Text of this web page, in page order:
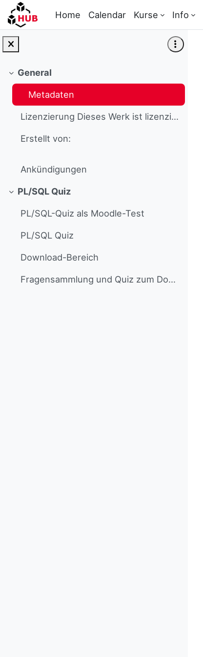
Skip to main content
Home Calendar Kurse Info
Collapse
General
Metadaten
Lizenzierung Dieses Werk ist lizenziert unter...
Erstellt von:
Ankündigungen
Collapse
PL/SQL Quiz
PL/SQL-Quiz als Moodle-Test
PL/SQL Quiz
Download-Bereich
Fragensammlung und Quiz zum Download